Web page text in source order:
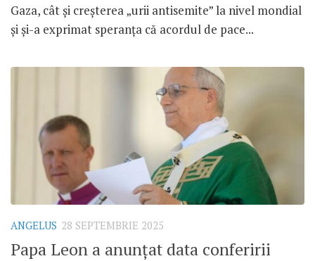
Gaza, cât și creșterea „urii antisemite” la nivel mondial
și și-a exprimat speranța că acordul de pace...
ANGELUS 28 SEPTEMBRIE 2025
Papa Leon a anunțat data conferirii